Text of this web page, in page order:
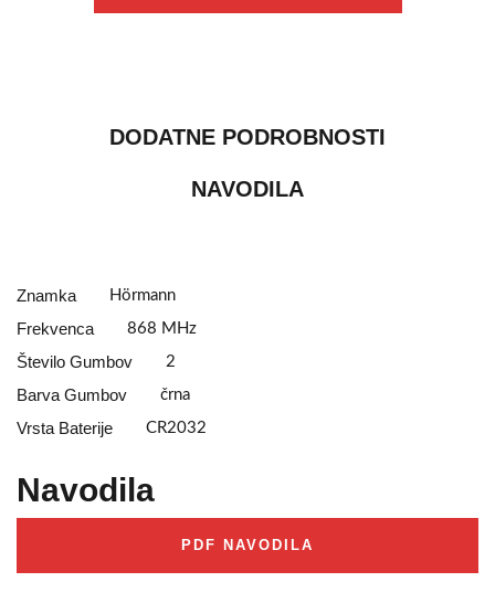
DODATNE PODROBNOSTI
NAVODILA
Znamka Hörmann
Frekvenca 868 MHz
Število Gumbov 2
Barva Gumbov črna
Vrsta Baterije CR2032
Navodila
PDF NAVODILA